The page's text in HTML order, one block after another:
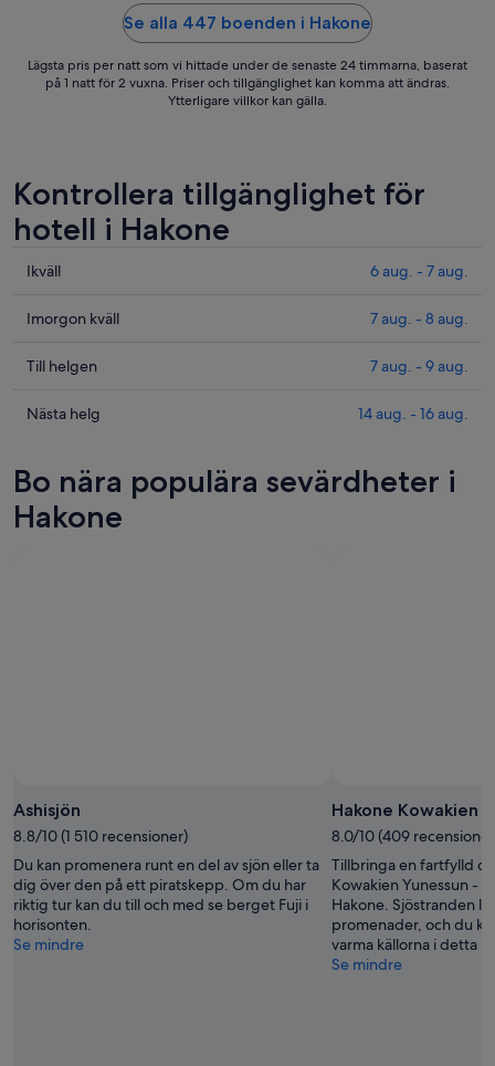
Se alla 447 boenden i Hakone
Lägsta pris per natt som vi hittade under de senaste 24 timmarna, baserat
på 1 natt för 2 vuxna. Priser och tillgänglighet kan komma att ändras.
Ytterligare villkor kan gälla.
Kontrollera tillgänglighet för
hotell i Hakone
Kolla
i
för
6
7
aug.
Ikväll 6 aug. - 7 aug.
Kolla
i
för
7
aug.
-
Imorgon kväll 7 aug. - 8 aug.
Kolla
i
helgen,
7
aug.
Till helgen 7 aug. - 9 aug.
Kolla
Hakone
inför
nästa
Nästa helg 14 aug. - 16 aug.
Bo nära populära sevärdheter i
Hakone
Ashisjön
8.8/10 (1 510 recensioner)
Du kan promenera runt en del av sjön eller ta
dig över den på ett piratskepp. Om du har
riktig tur kan du till och med se berget Fuji i
horisonten.
Se mindre
Hakone Kowakien
8.0/10 (409
Tillbringa en fartfylld
Kowakien Yunessun -
Hakone. Sjöstranden
promenader, och du
varma källorna i detta
Se mindre